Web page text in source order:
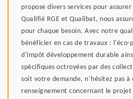
propose divers services pour
Qualifié RGE et Qualibat, nous
pour chaque besoin. Avec notre
bénéficier en cas de travaux :
d'impôt développement durable
spécifiques octroyées par des
soit votre demande, n’hésitez pas à
renseignement concernant le projet